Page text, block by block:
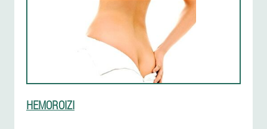
HEMOROIZI